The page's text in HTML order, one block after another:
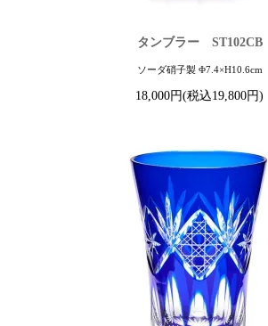
タンブラー ST102CB
ソーダ硝子製 Φ7.4×H10.6cm
18,000円(税込19,800円)